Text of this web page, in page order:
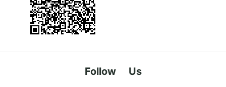
Follow Us